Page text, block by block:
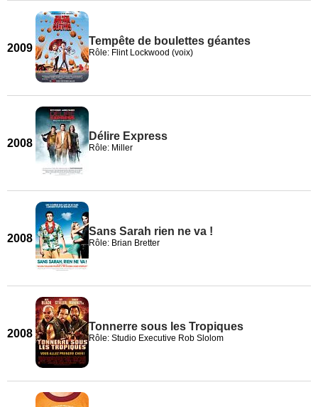
2009
Tempête de boulettes géantes
Rôle: Flint Lockwood (voix)
2008
Délire Express
Rôle: Miller
2008
Sans Sarah rien ne va !
Rôle: Brian Bretter
2008
Tonnerre sous les Tropiques
Rôle: Studio Executive Rob Slolom